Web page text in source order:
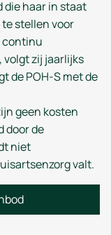
die haar in staat
stellen voor
continu
volgt zij jaarlijks
de POH-S met de
geen kosten
door de
niet
valt.